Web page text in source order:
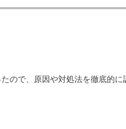
ので、原因や対処法を徹底的に